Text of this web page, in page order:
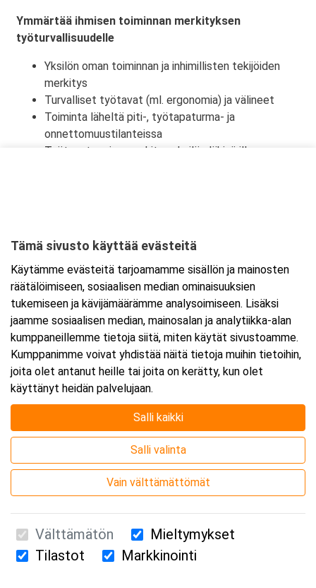
Ymmärtää ihmisen toiminnan merkityksen
työturvallisuudelle
Yksilön oman toiminnan ja inhimillisten tekijöiden
merkitys
Turvalliset työtavat (ml. ergonomia) ja välineet
Toiminta läheltä piti-, työtapaturma- ja
onnettomuustilanteissa
Työtapaturmien merkitys yksilön lähipiirille,
Ajankohta
Alkaa:5.10.2026 08:30
Päättyy:5.10.2026 16:00
Lisää tapahtuma kalenteriisi
Webinaari
Suomen Ensiapukoulutus Oy / Valimotie 21 / 00380 Helsinki
Tämä sivusto käyttää evästeitä
Käytämme evästeitä tarjoamamme sisällön ja mainosten
räätälöimiseen, sosiaalisen median ominaisuuksien
tukemiseen ja kävijämäärämme analysoimiseen. Lisäksi
jaamme sosiaalisen median, mainosalan ja analytiikka-alan
kumppaneillemme tietoja siitä, miten käytät sivustoamme.
Kumppanimme voivat yhdistää näitä tietoja muihin tietoihin,
joita olet antanut heille tai joita on kerätty, kun olet
käyttänyt heidän palvelujaan.
Salli kaikki
Salli valinta
Vain välttämättömät
Välttämätön
Mieltymykset
Tilastot
Markkinointi